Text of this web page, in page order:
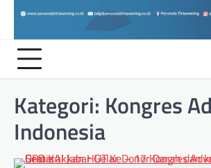
Kategori: Kongres
Indonesia